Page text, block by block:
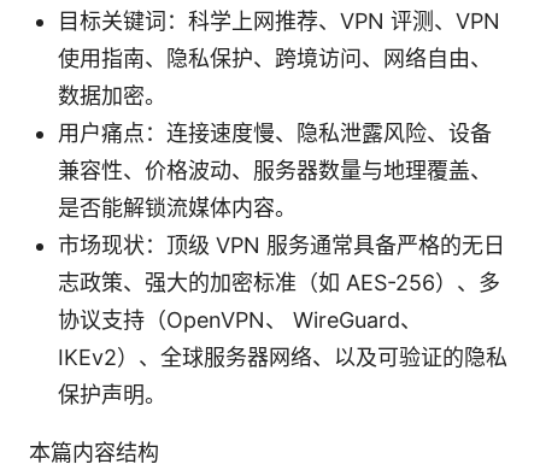
目标关键词：科学上网推荐、VPN 评测、VPN
使用指南、隐私保护、跨境访问、网络自由、
数据加密。
用户痛点：连接速度慢、隐私泄露风险、设备
兼容性、价格波动、服务器数量与地理覆盖、
是否能解锁流媒体内容。
市场现状：顶级 VPN 服务通常具备严格的无日
志政策、强大的加密标准（如 AES-256）、多
协议支持（OpenVPN、 WireGuard、
IKEv2）、全球服务器网络、以及可验证的隐私
保护声明。
本篇内容结构